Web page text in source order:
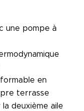
une pompe à
en
terrasse
deuxième aile